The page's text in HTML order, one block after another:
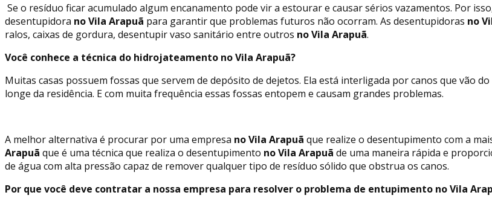
Se o resíduo ficar acumulado algum encanamento pode vir a estourar e causar sérios vazamentos. Por
desentupidora no Vila Arapuã para garantir que problemas futuros não ocorram. As desentupidoras no
ralos, caixas de gordura, desentupir vaso sanitário entre outros no Vila Arapuã.
Você conhece a técnica do hidrojateamento no Vila Arapuã?
Muitas casas possuem fossas que servem de depósito de dejetos. Ela está interligada por canos que vão
longe da residência. E com muita frequência essas fossas entopem e causam grandes problemas.
A melhor alternativa é procurar por uma empresa no Vila Arapuã que realize o desentupimento com a
Arapuã que é uma técnica que realiza o desentupimento no Vila Arapuã de uma maneira rápida e
de água com alta pressão capaz de remover qualquer tipo de resíduo sólido que obstrua os canos.
Por que você deve contratar a nossa empresa para resolver o problema de entupimento no Vila